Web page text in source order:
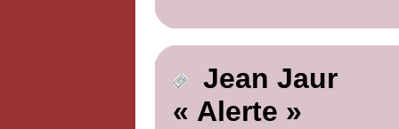
Jean Jaur
« Alerte »